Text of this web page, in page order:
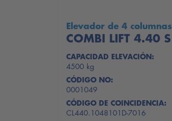
Elevador de 4 columnas
COMBI LIFT 4.40 S
CAPACIDAD ELEVACIÓN:
4500 kg
CÓDIGO NO:
0001049
CÓDIGO DE COINCIDENCIA:
CL440.1048101D-7016